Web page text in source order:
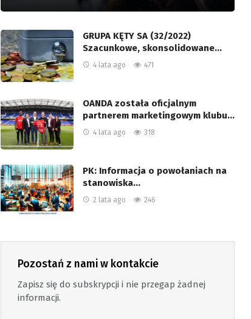
GRUPA KĘTY SA (32/2022)
Szacunkowe, skonsolidowane…
4 lata ago 471
OANDA została oficjalnym
partnerem marketingowym klubu…
4 lata ago 318
PK: Informacja o powołaniach na
stanowiska…
2 lata ago 246
Pozostań z nami w kontakcie
Zapisz się do subskrypcji i nie przegap żadnej
informacji.